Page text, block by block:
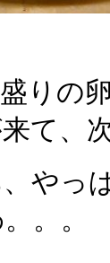
の卵
て、
やっ
。。